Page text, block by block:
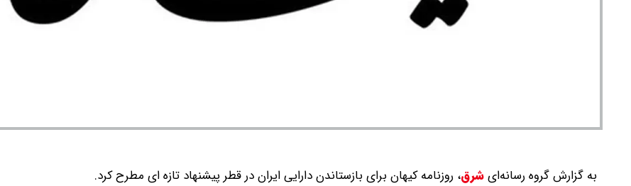
به گزارش گروه رسانه‌ایشرق، روزنامه کیهان برای بازستاندن دارایی ایران در قطر پیشنهاد تازه ای مطرح کرد.